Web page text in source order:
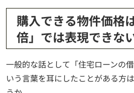
購入できる物件価格
倍」では表現できな
一般的な話として「住宅ローンの
いう言葉を耳にしたことがある方